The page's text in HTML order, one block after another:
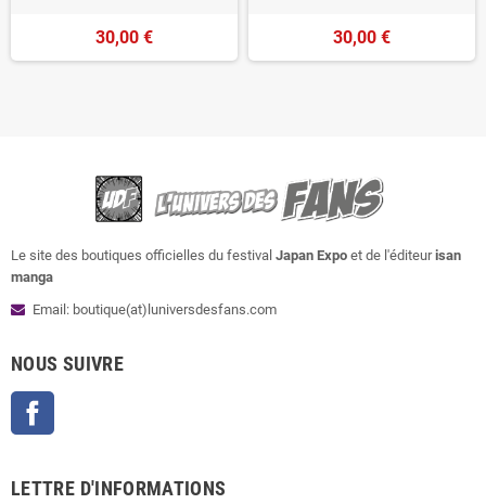
30,00 € 30,00 €
Le site des boutiques officielles du festival Japan Expo et de l'éditeurisan
manga
Email: boutique(at)luniversdesfans.com
NOUS SUIVRE
LETTRE D'INFORMATIONS